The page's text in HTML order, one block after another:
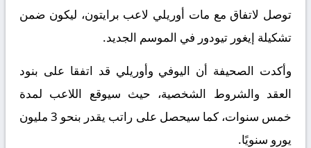
توصل لاتفاق مع مات أوريلي لاعب برايتون، ليكون ضمن
تشكيلة إيغور تيودور في الموسم الجديد.
وأكدت الصحيفة أن اليوفي وأوريلي قد اتفقا على بنود
العقد والشروط الشخصية، حيث سيوقع اللاعب لمدة
خمس سنوات، كما سيحصل على راتب يقدر بنحو 3 مليون
يورو سنويًا.